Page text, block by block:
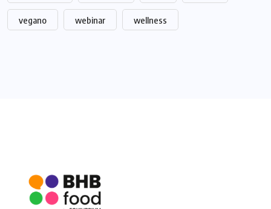
vegano webinar wellness